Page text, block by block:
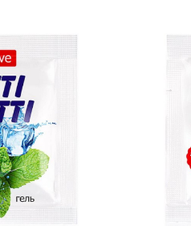
Интимная гигиена
Массажные масла
Крема
Увеличение пениса